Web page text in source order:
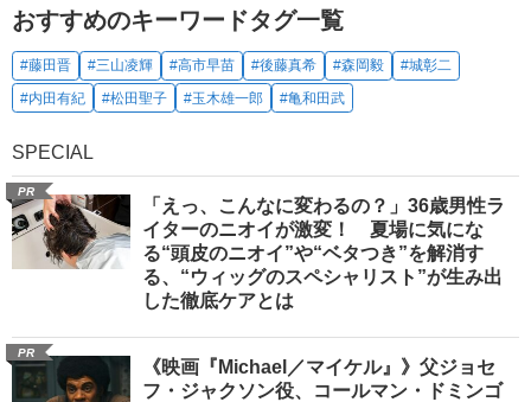
おすすめのキーワードタグ一覧
#藤田晋 #三山凌輝 #高市早苗 #後藤真希 #森岡毅
#城彰二
#内田有紀
#松田聖子 #玉木雄一郎 #亀和田武
SPECIAL
PR
「えっ、こんなに変わるの？」36歳男性ラ
イターのニオイが激変！ 夏場に気にな
る“頭皮のニオイ”や“ベタつき”を解消す
る、“ウィッグのスペシャリスト”が生み出
した徹底ケアとは
PR
《映画『Michael／マイケル』》父ジョセ
フ・ジャクソン役、コールマン・ドミンゴ